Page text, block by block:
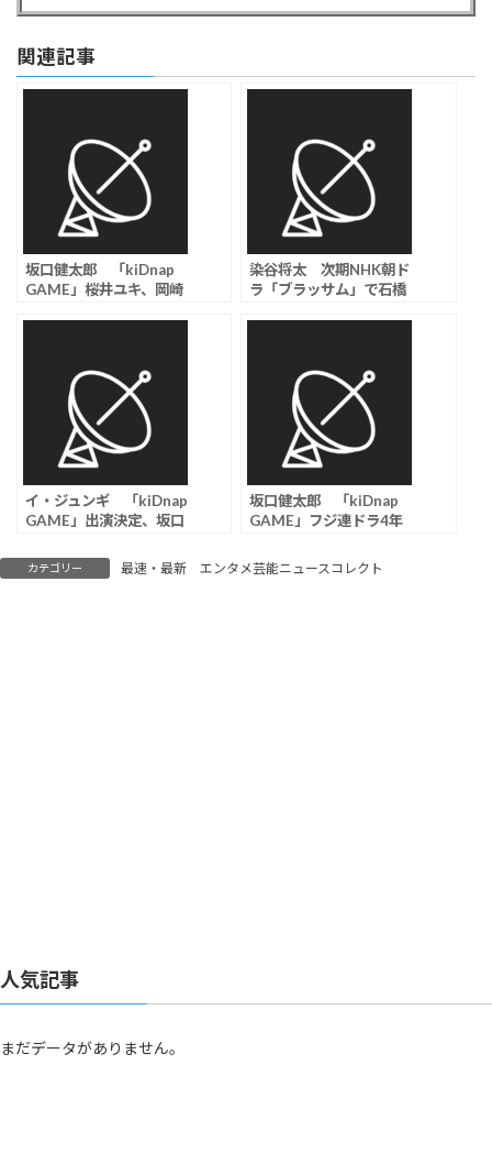
関連記事
坂口健太郎 「kiDnap
GAME」桜井ユキ、岡崎
染谷将太 次期NHK朝ド
ラ「ブラッサム」で石橋
イ・ジュンギ 「kiDnap
GAME」出演決定、坂口
ア各国のスター集結
坂口健太郎 「kiDnap
GAME」フジ連ドラ4年
都市で撮影の超大作に
「これ本当に撮れるのか
カテゴリー 最速・最新 エンタメ芸能ニュースコレクト
人気記事
まだデータがありません。